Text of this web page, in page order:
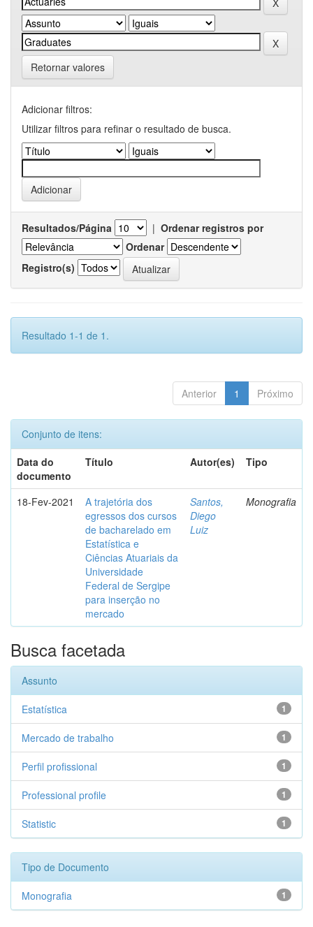
Retornar valores
Adicionar filtros:
Utilizar filtros para refinar o resultado de busca.
Resultados/Página | Ordenar registros por
Ordenar
Registro(s)
Resultado 1-1 de 1.
Anterior 1 Próximo
Conjunto de itens:
Data do
documento
Título Autor(es) Tipo
18-Fev-2021
A trajetória dos
egressos dos cursos
de bacharelado em
Estatística e
Ciências Atuariais da
Universidade
Federal de Sergipe
para inserção no
mercado
Santos,
Diego
Luiz
Monografia
Busca facetada
Assunto
1
Estatística
1
Mercado de trabalho
1
Perfil profissional
1
Professional profile
1
Statistic
Tipo de Documento
1
Monografia